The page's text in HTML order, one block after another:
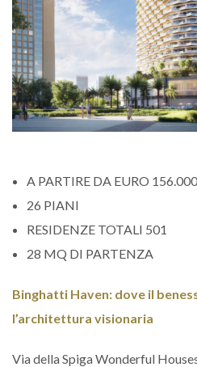
A PARTIRE DA EURO
26 PIANI
RESIDENZE TOTALI 501
28 MQ DI PARTENZA
Binghatti Haven: dove il
l’architettura visionaria
Via della Spiga Wonderful